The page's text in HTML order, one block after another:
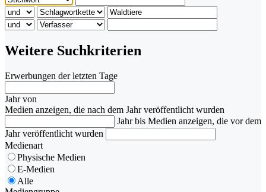
Weitere Suchkriterien
Erwerbungen der letzten Tage
Jahr von
Medien anzeigen, die nach dem Jahr veröffentlicht wurden
Jahr bis Medien anzeigen, die vor dem
Jahr veröffentlicht wurden
Medienart
Physische Medien
E-Medien
Alle